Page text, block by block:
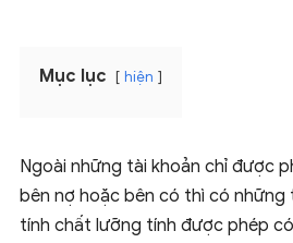
Mục lục hiện
Ngoài những tài khoản chỉ được
bên nợ hoặc bên có thì có những
tính chất lưỡng tính được phép